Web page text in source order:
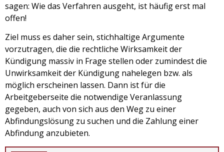
sagen: Wie das Verfahren ausgeht, ist häufig erst mal
offen!
Ziel muss es daher sein, stichhaltige Argumente
vorzutragen, die die rechtliche Wirksamkeit der
Kündigung massiv in Frage stellen oder zumindest die
Unwirksamkeit der Kündigung nahelegen bzw. als
möglich erscheinen lassen. Dann ist für die
Arbeitgeberseite die notwendige Veranlassung
gegeben, auch von sich aus den Weg zu einer
Abfindungslösung zu suchen und die Zahlung einer
Abfindung anzubieten.